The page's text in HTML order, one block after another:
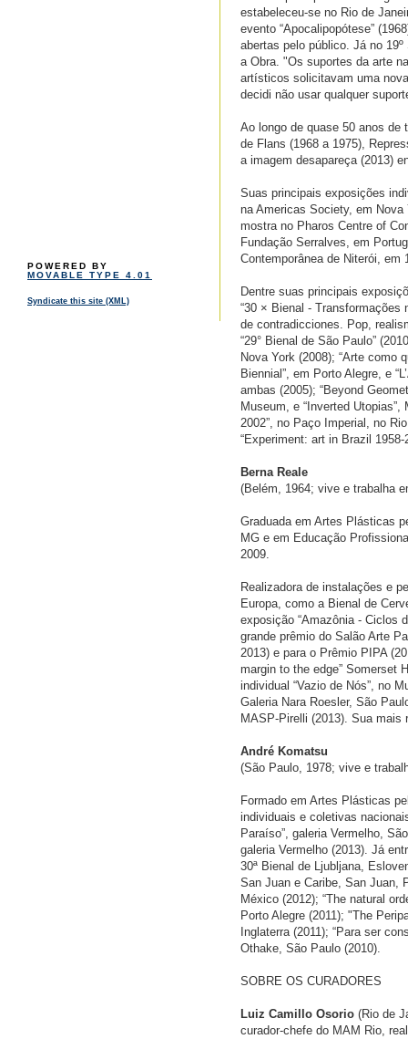
POWERED BY
MOVABLE TYPE 4.01
Syndicate this site (XML)
estabeleceu-se no Rio de
evento “Apocalipopótese”
abertas pelo público. Já no
a Obra. "Os suportes da arte
artísticos solicitavam uma
decidi não usar qualquer
Ao longo de quase 50 anos de
de Flans (1968 a 1975),
a imagem desapareça (2013)
Suas principais exposições
na Americas Society, em Nova
mostra no Pharos Centre of
Fundação Serralves, em
Contemporânea de Niterói, em
Dentre suas principais
“30 × Bienal - Transformações
de contradicciones. Pop,
“29° Bienal de São Paulo”
Nova York (2008); “Arte como
Biennial”, em Porto Alegre, e
ambas (2005); “Beyond
Museum, e “Inverted
2002”, no Paço Imperial, no
“Experiment: art in Brazil
Berna Reale
(Belém, 1964; vive e trabalha
Graduada em Artes Plásticas
MG e em Educação
2009.
Realizadora de instalações e
Europa, como a Bienal de
exposição “Amazônia - Ciclos
grande prêmio do Salão Arte
2013) e para o Prêmio PIPA
margin to the edge” Somerset
individual “Vazio de Nós”, no
Galeria Nara Roesler, São
MASP-Pirelli (2013). Sua mais
André Komatsu
(São Paulo, 1978; vive e
Formado em Artes Plásticas
individuais e coletivas
Paraíso”, galeria Vermelho,
galeria Vermelho (2013). Já
30ª Bienal de Ljubljana,
San Juan e Caribe, San Juan,
México (2012); “The natural
Porto Alegre (2011); "The
Inglaterra (2011); “Para ser
Othake, São Paulo (2010).
SOBRE OS CURADORES
Luiz Camillo Osorio (Rio de
curador-chefe do MAM Rio,